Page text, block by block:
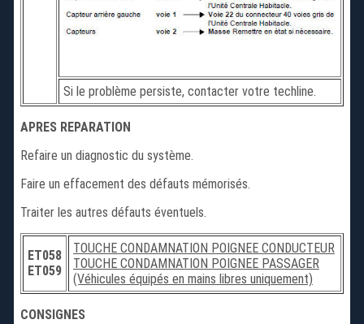
Si le problème persiste, contacter votre techline.
APRES REPARATION
Refaire un diagnostic du système.
Faire un effacement des défauts mémorisés.
Traiter les autres défauts éventuels.
ET058
ET059
TOUCHE CONDAMNATION POIGNEE CONDUCTEUR
TOUCHE CONDAMNATION POIGNEE PASSAGER
(Véhicules équipés en mains libres uniquement)
CONSIGNES